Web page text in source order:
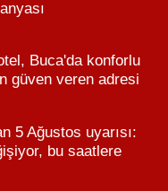
Buca'da konforlu
güven veren adresi
5 Ağustos uyarısı:
bu saatlere